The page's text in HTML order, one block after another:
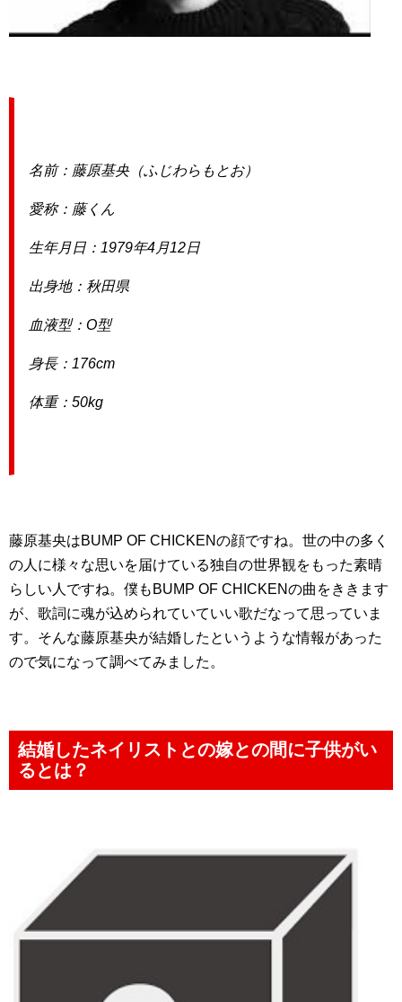
名前：藤原基央（ふじわらもとお）
愛称：藤くん
生年月日：1979年4月12日
出身地：秋田県
血液型：O型
身長：176cm
体重：50kg
藤原基央はBUMP OF CHICKENの顔ですね。世の中の多く
の人に様々な思いを届けている独自の世界観をもった素晴
らしい人ですね。僕もBUMP OF CHICKENの曲をききます
が、歌詞に魂が込められていていい歌だなって思っていま
す。そんな藤原基央が結婚したというような情報があった
ので気になって調べてみました。
結婚したネイリストとの嫁との間に子供がい
るとは？